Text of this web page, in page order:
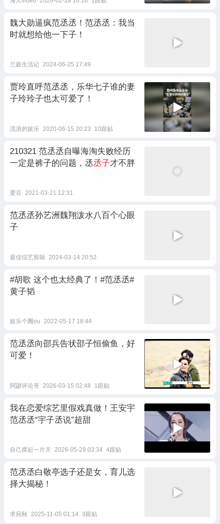
魏大勋逼疯范丞丞！范丞丞：我当
时就想给他一下子！
兰庭生活记 2024-06-25 17:49
贾玲直呼范丞丞，乐华七子谁的妻
子玲玲子也太可爱了！
流浪的娱乐 2020-06-15 20:23 10跟贴
210321 范丞丞自曝海淘失败经历
一定是裤子的问题，丞丞子才不胖
爱豆 2021-03-21 12:31
范丞丞孙艺洲魏翔泼水八百个心眼
子
最佳综艺剪辑 2024-03-14 20:52
#胡歌 这个也太经典了！#范丞丞#
黄子韬
娱乐个圈ou 2022-05-17 18:44
范丞丞向邵兵告状邵子恒偷鱼，好
可爱！
阿鼵评论哥 2026-03-15 02:48 1跟贴
我在恋爱综艺里假戏真做！王安宇
范丞丞“宇子丞说”超甜
自己撑起一片天 2026-05-29 03:34 4跟贴
范丞丞白敬亭选子还是女，育儿选
择大揭秘！
求宛秋 2025-11-05 01:14 3跟贴